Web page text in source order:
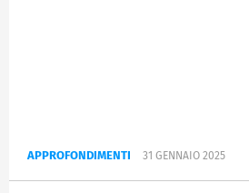
APPROFONDIMENTI 31 GENNAIO 2025